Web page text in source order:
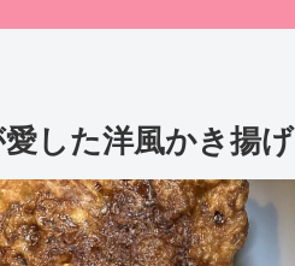
した洋風かき揚げ